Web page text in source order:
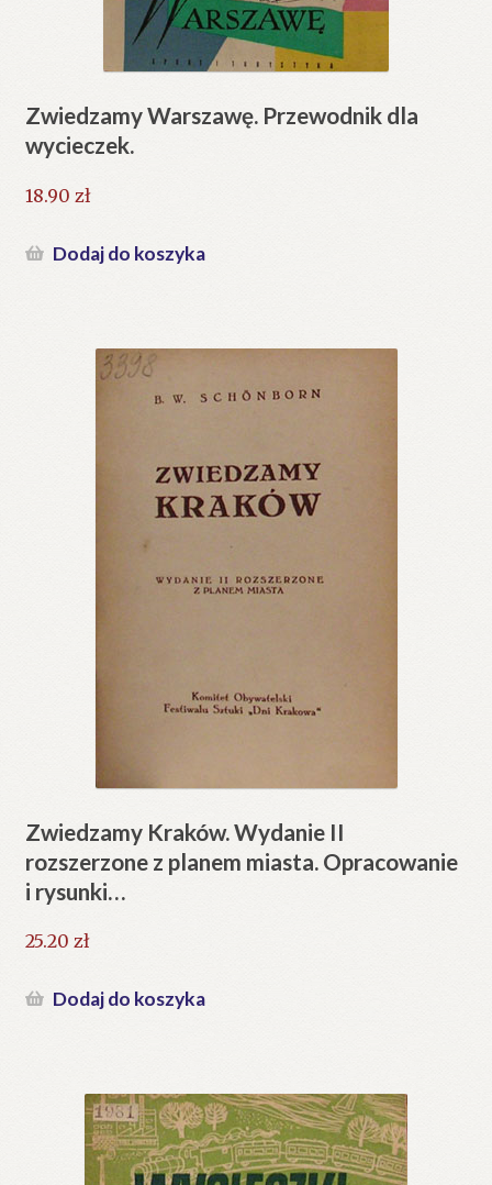
Zwiedzamy Warszawę. Przewodnik dla
wycieczek.
18.90 zł
Dodaj do koszyka
Zwiedzamy Kraków. Wydanie II
rozszerzone z planem miasta. Opracowanie
i rysunki…
25.20 zł
Dodaj do koszyka